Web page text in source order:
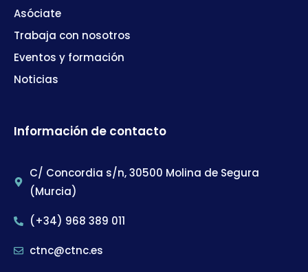
Asóciate
Trabaja con nosotros
Eventos y formación
Noticias
Información de contacto
C/ Concordia s/n, 30500 Molina de Segura
(Murcia)
(+34) 968 389 011
ctnc@ctnc.es